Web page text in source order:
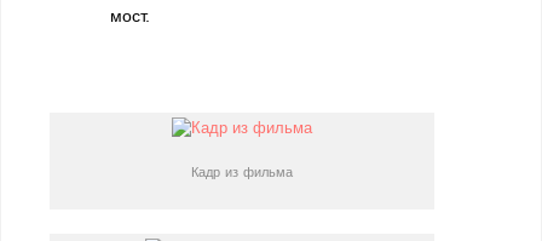
мост.
Кадр из фильма